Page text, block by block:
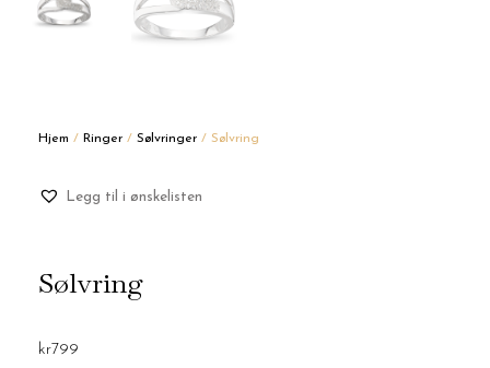
Hjem / Ringer / Sølvringer / Sølvring
Legg til i ønskelisten
Sølvring
kr799